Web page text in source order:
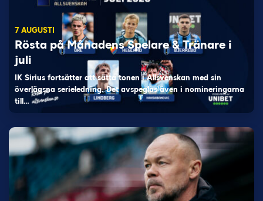
7 AUGUSTI
Rösta på Månadens Spelare & Tränare i
juli
IK Sirius fortsätter att sätta tonen i Allsvenskan med sin
överlägsna serieledning. Det avspeglas även i nomineringarna
till…